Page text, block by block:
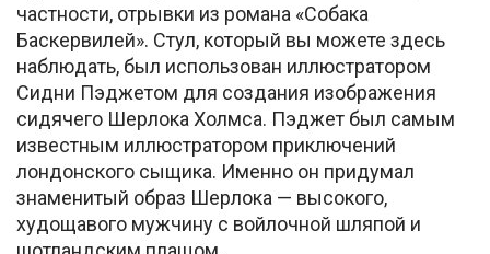
частности, отрывки из романа «Собака
Баскервилей». Стул, который вы можете здесь
наблюдать, был использован иллюстратором
Сидни Пэджетом для создания изображения
сидячего Шерлока Холмса. Пэджет был самым
известным иллюстратором приключений
лондонского сыщика. Именно он придумал
знаменитый образ Шерлока — высокого,
худощавого мужчину с войлочной шляпой и